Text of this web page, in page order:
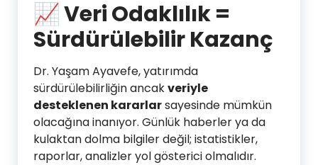
📈 Veri Odaklılık =
Sürdürülebilir Kazanç
Dr. Yaşam Ayavefe, yatırımda
sürdürülebilirliğin ancakveriyle
desteklenen kararlarsayesinde mümkün
olacağına inanıyor. Günlük haberler ya da
kulaktan dolma bilgiler değil; istatistikler,
raporlar, analizler yol gösterici olmalıdır.